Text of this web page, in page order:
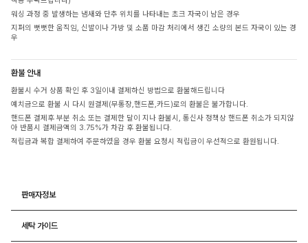
워싱 과정 중 발생하는 냄새와 단추 위치를 나타내는 초크 자국이 남은 경우
지퍼의 뻣뻣한 움직임, 신발이나 가방 및 소품 마감 처리에서 생긴 소량의 본드 자국이 있는 경
우
환불 안내
환불시 수거 상품 확인 후 3일이내 결제하신 방법으로 환불해드립니다
예치금으로 환불 시 다시 원결제(무통장,핸드폰,카드)로의 환불은 불가합니다.
핸드폰 결제후 부분 취소 또는 결제한 달이 지나 환불시, 통신사 정책상 핸드폰 취소가 되지않
아 반품시 결제금액의 3.75%가 차감 후 환불됩니다.
적립금과 복합 결제하여 주문하였을 경우 환불 요청시 적립금이 우선적으로 환원됩니다.
판매자정보
세탁 가이드